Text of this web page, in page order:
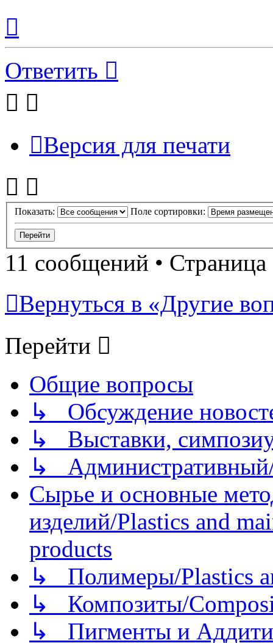
началу
Ответить
Версия для печати
Показать: Поле сортировки:
11 сообщений • Страница
Вернуться в «Другие
Перейти
Общие вопросы
↳ Обсуждение
↳ Выставки,
↳
Сырье и основные
изделий/Plastics and
products
↳ Полимеры/Plastics
↳ Композиты/
↳ Пигменты и